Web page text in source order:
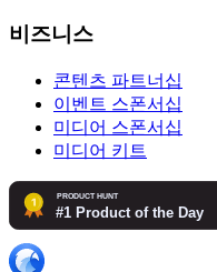
비즈니스
콘텐츠 파트너십
이벤트 스폰서십
미디어 스폰서십
미디어 키트